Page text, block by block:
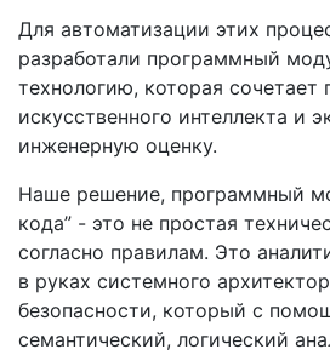
Для автоматизации этих
разработали программный
технологию, которая сочетает
искусственного интеллекта и
инженерную оценку.
Наше решение, программный
кода” - это не простая
согласно правилам. Это
в руках системного
безопасности, который с
семантический, логический